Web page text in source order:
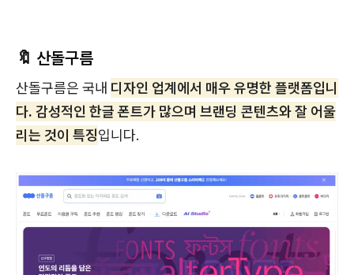
🔖 산돌구름
산돌구름은 국내 디자인 업계에서 매우 유명한 플랫폼입니
다. 감성적인 한글 폰트가 많으며 브랜딩 콘텐츠와 잘 어울
리는 것이 특징입니다.